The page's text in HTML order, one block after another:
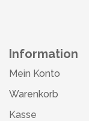
Information
Mein Konto
Warenkorb
Kasse